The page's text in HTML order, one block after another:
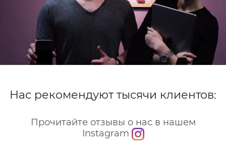
Нас рекомендуют тысячи клиентов:
Прочитайте отзывы о нас в нашем
Instagram